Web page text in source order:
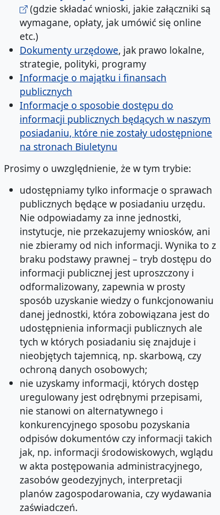
(gdzie składać wnioski, jakie załączniki są
wymagane, opłaty, jak umówić się online
etc.)
Dokumenty urzędowe, jak prawo lokalne,
strategie, polityki, programy
Informacje o majątku i finansach
publicznych
Informacje o sposobie dostępu do
informacji publicznych będących w naszym
posiadaniu, które nie zostały udostępnione
na stronach Biuletynu
Prosimy o uwzględnienie, że w tym trybie:
udostępniamy tylko informacje o sprawach
publicznych będące w posiadaniu urzędu.
Nie odpowiadamy za inne jednostki,
instytucje, nie przekazujemy wniosków, ani
nie zbieramy od nich informacji. Wynika to z
braku podstawy prawnej – tryb dostępu do
informacji publicznej jest uproszczony i
odformalizowany, zapewnia w prosty
sposób uzyskanie wiedzy o funkcjonowaniu
danej jednostki, która zobowiązana jest do
udostępnienia informacji publicznych ale
tych w których posiadaniu się znajduje i
nieobjętych tajemnicą, np. skarbową, czy
ochroną danych osobowych;
nie uzyskamy informacji, których dostęp
uregulowany jest odrębnymi przepisami,
nie stanowi on alternatywnego i
konkurencyjnego sposobu pozyskania
odpisów dokumentów czy informacji takich
jak, np. informacji środowiskowych, wglądu
w akta postępowania administracyjnego,
zasobów geodezyjnych, interpretacji
planów zagospodarowania, czy wydawania
zaświadczeń.